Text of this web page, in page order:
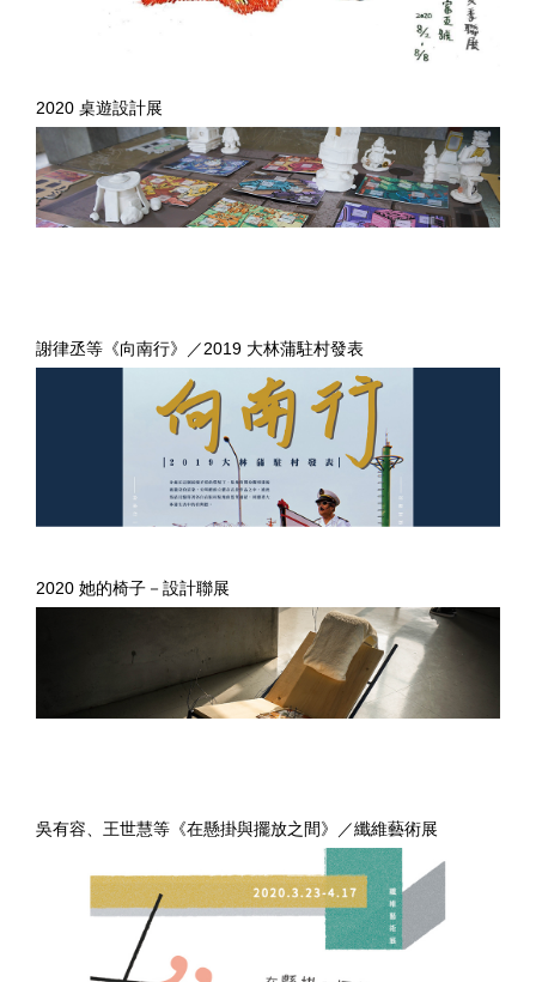
2020 桌遊設計展
謝律丞等《向南行》／2019 大林蒲駐村發表
2020 她的椅子－設計聯展
吳有容、王世慧等《在懸掛與擺放之間》／纖維藝術展